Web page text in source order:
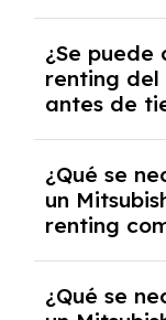
tendrás que
salvo en
debido al
económica.
¿Se
renting del
antes de
pero puede
cancelación
las
experto que
¿Qué se
un
renting
y, en
¿Qué se